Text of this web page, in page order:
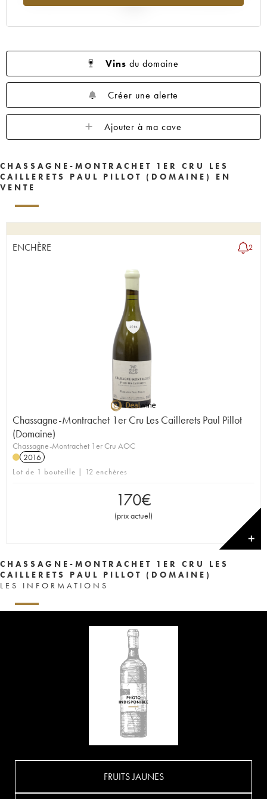
Vins du domaine
Créer une alerte
Ajouter à ma cave
CHASSAGNE-MONTRACHET 1ER CRU LES
CAILLERETS PAUL PILLOT (DOMAINE) EN
VENTE
ENCHÈRE 2
Chassagne-Montrachet 1er Cru Les Caillerets Paul Pillot
(Domaine)
Chassagne-Montrachet 1er Cru AOC
2016
Lot de 1 bouteille | 12 enchères
170€
(prix actuel)
✕
CHASSAGNE-MONTRACHET 1ER CRU LES
CAILLERETS PAUL PILLOT (DOMAINE)
LES INFORMATIONS
FRUITS JAUNES